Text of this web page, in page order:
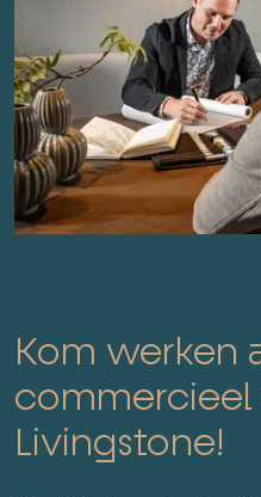
Kom werken
Livingstone!